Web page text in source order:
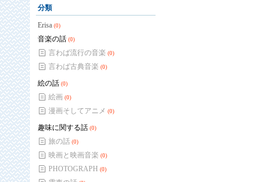
分類
Erisa (0)
音楽の話 (0)
言わば流行の音楽 (0)
言わば古典音楽 (0)
絵の話 (0)
絵画 (0)
漫画そしてアニメ (0)
趣味に関する話 (0)
旅の話 (0)
映画と映画音楽 (0)
PHOTOGRAPH (0)